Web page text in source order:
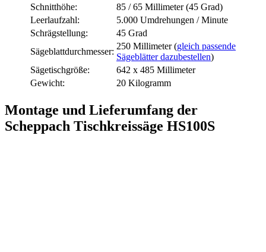
Schnitthöhe:
85 / 65 Millimeter (45 Grad)
Leerlaufzahl:
5.000 Umdrehungen / Minute
Schrägstellung:
45 Grad
Sägeblattdurchmesser:
250 Millimeter (gleich passende
Sägeblätter dazubestellen)
Sägetischgröße:
642 x 485 Millimeter
Gewicht:
20 Kilogramm
Montage und Lieferumfang der
Scheppach Tischkreissäge HS100S